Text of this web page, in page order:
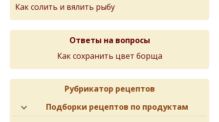
Как солить и вялить рыбу
Ответы на вопросы
Как сохранить цвет борща
Рубрикатор рецептов
Подборки рецептов по продуктам